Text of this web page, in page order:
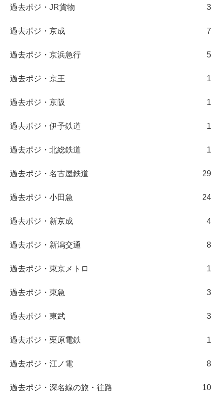
過去ポジ・JR貨物 3
過去ポジ・京成 7
過去ポジ・京浜急行 5
過去ポジ・京王 1
過去ポジ・京阪 1
過去ポジ・伊予鉄道 1
過去ポジ・北総鉄道 1
過去ポジ・名古屋鉄道 29
過去ポジ・小田急 24
過去ポジ・新京成 4
過去ポジ・新潟交通 8
過去ポジ・東京メトロ 1
過去ポジ・東急 3
過去ポジ・東武 3
過去ポジ・栗原電鉄 1
過去ポジ・江ノ電 8
過去ポジ・深名線の旅・往路 10